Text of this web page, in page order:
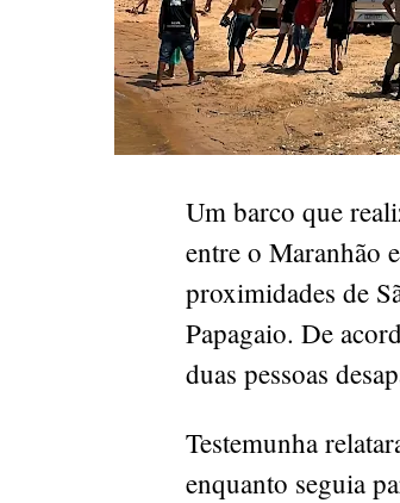
Um barco que
entre o Maranhão
proximidades de
Papagaio. De
duas pessoas
Testemunha
enquanto seguia